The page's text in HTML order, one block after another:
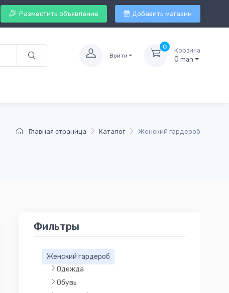
Разместить объявление Добавить магазин
Войти
0
Корзина
0 man
Главная страница Каталог Женский гардероб
Фильтры
Женский гардероб
Одежда
Обувь